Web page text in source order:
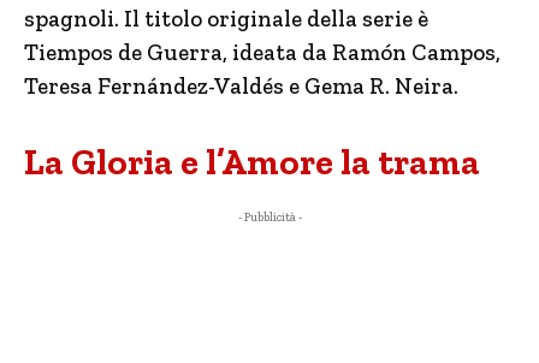
spagnoli. Il titolo originale della serie è
Tiempos de Guerra, ideata da Ramón Campos,
Teresa Fernández-Valdés e Gema R. Neira.
La Gloria e l’Amore la trama
- Pubblicità -